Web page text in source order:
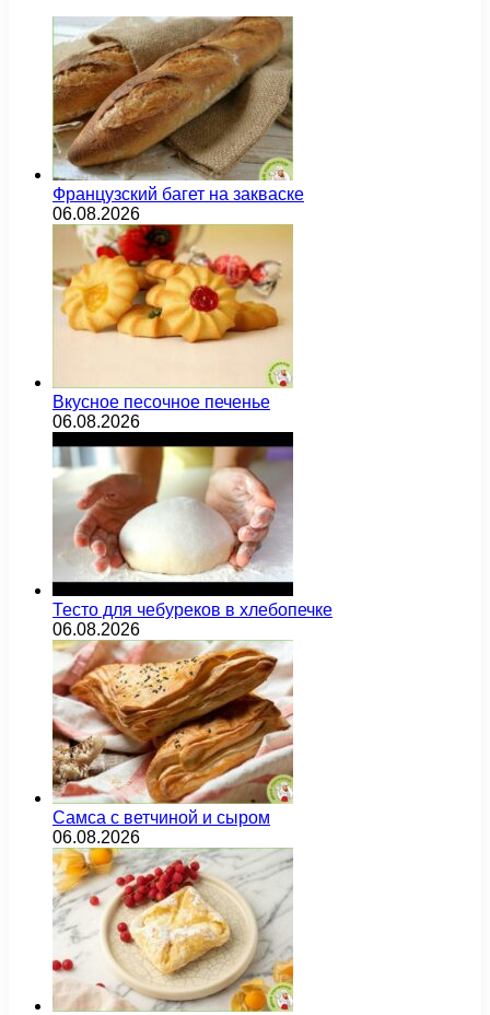
Французский багет на закваске
06.08.2026
Вкусное песочное печенье
06.08.2026
Тесто для чебуреков в хлебопечке
06.08.2026
Самса с ветчиной и сыром
06.08.2026